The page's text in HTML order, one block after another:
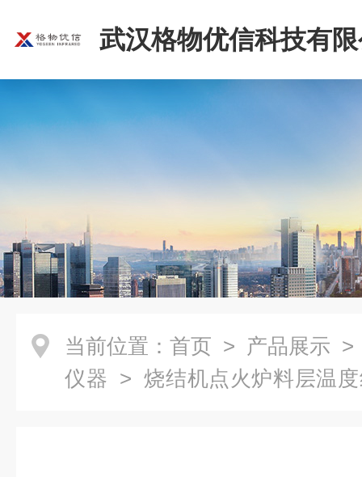
武汉格物优信科技有
当前位置： 首页 > 产品展示
仪器 > 烧结机点火炉料层温